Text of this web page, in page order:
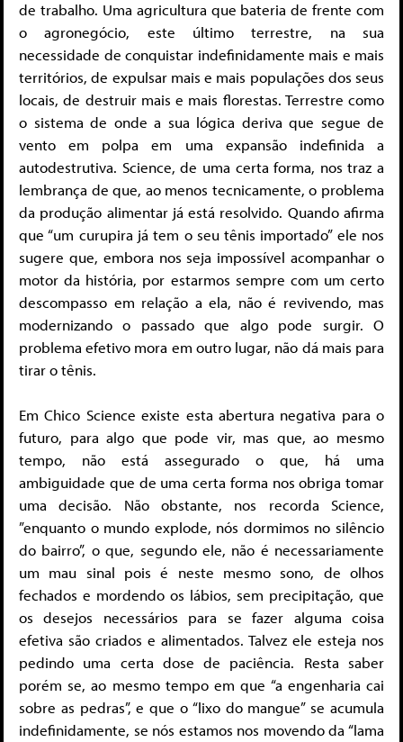
de trabalho. Uma agricultura que bateria de frente com
o agronegócio, este último terrestre, na sua
necessidade de conquistar indefinidamente mais e mais
territórios, de expulsar mais e mais populações dos seus
locais, de destruir mais e mais florestas. Terrestre como
o sistema de onde a sua lógica deriva que segue de
vento em polpa em uma expansão indefinida a
autodestrutiva. Science, de uma certa forma, nos traz a
lembrança de que, ao menos tecnicamente, o problema
da produção alimentar já está resolvido. Quando afirma
que “um curupira já tem o seu tênis importado” ele nos
sugere que, embora nos seja impossível acompanhar o
motor da história, por estarmos sempre com um certo
descompasso em relação a ela, não é revivendo, mas
modernizando o passado que algo pode surgir. O
problema efetivo mora em outro lugar, não dá mais para
tirar o tênis.
Em Chico Science existe esta abertura negativa para o
futuro, para algo que pode vir, mas que, ao mesmo
tempo, não está assegurado o que, há uma
ambiguidade que de uma certa forma nos obriga tomar
uma decisão. Não obstante, nos recorda Science,
”enquanto o mundo explode, nós dormimos no silêncio
do bairro”, o que, segundo ele, não é necessariamente
um mau sinal pois é neste mesmo sono, de olhos
fechados e mordendo os lábios, sem precipitação, que
os desejos necessários para se fazer alguma coisa
efetiva são criados e alimentados. Talvez ele esteja nos
pedindo uma certa dose de paciência. Resta saber
porém se, ao mesmo tempo em que “a engenharia cai
sobre as pedras”, e que o “lixo do mangue” se acumula
indefinidamente, se nós estamos nos movendo da “lama